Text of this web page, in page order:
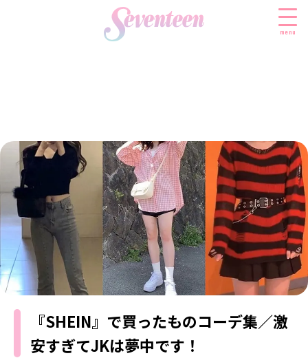
menu
FASHION
ファッションニュース
モデル私服
着回し
着痩せ
BEAUTY
ビューティニュース
トレンドメイク
ベストコスメ
ヘアアレンジ・ヘアケア
スキンケア
ボディケア
SCHOOL
スクールニュース
制服コーデ
学校ヘアメイク
勉強・受験・進路
ENTERTAINMENT
エンタメニュース
なにわ男子
K-POP
LIFESTYLE
ライフスタイルニュース
JKランキング・アワード
モデルの購入品
おでかけ
JK TREND
MODELS
MODEL'S BLOG
『SHEIN』で買ったものコーデ集／激
安すぎてJKは夢中です！